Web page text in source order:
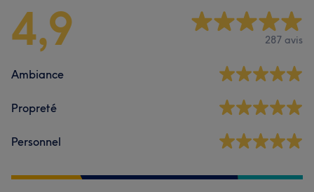
4,9 287 avis
Ambiance
Propreté
Personnel